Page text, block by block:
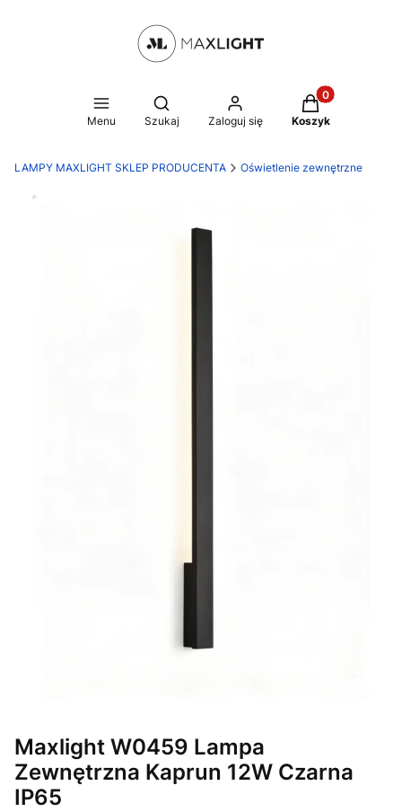
Menu
Otwórz wyszukiwarkę
Szukaj Zaloguj się
Produkty w
Koszyk
LAMPY MAXLIGHT SKLEP PRODUCENTA Oświetlenie zewnętrzne
Maxlight W0459 Lampa
Zewnętrzna Kaprun 12W Czarna
IP65